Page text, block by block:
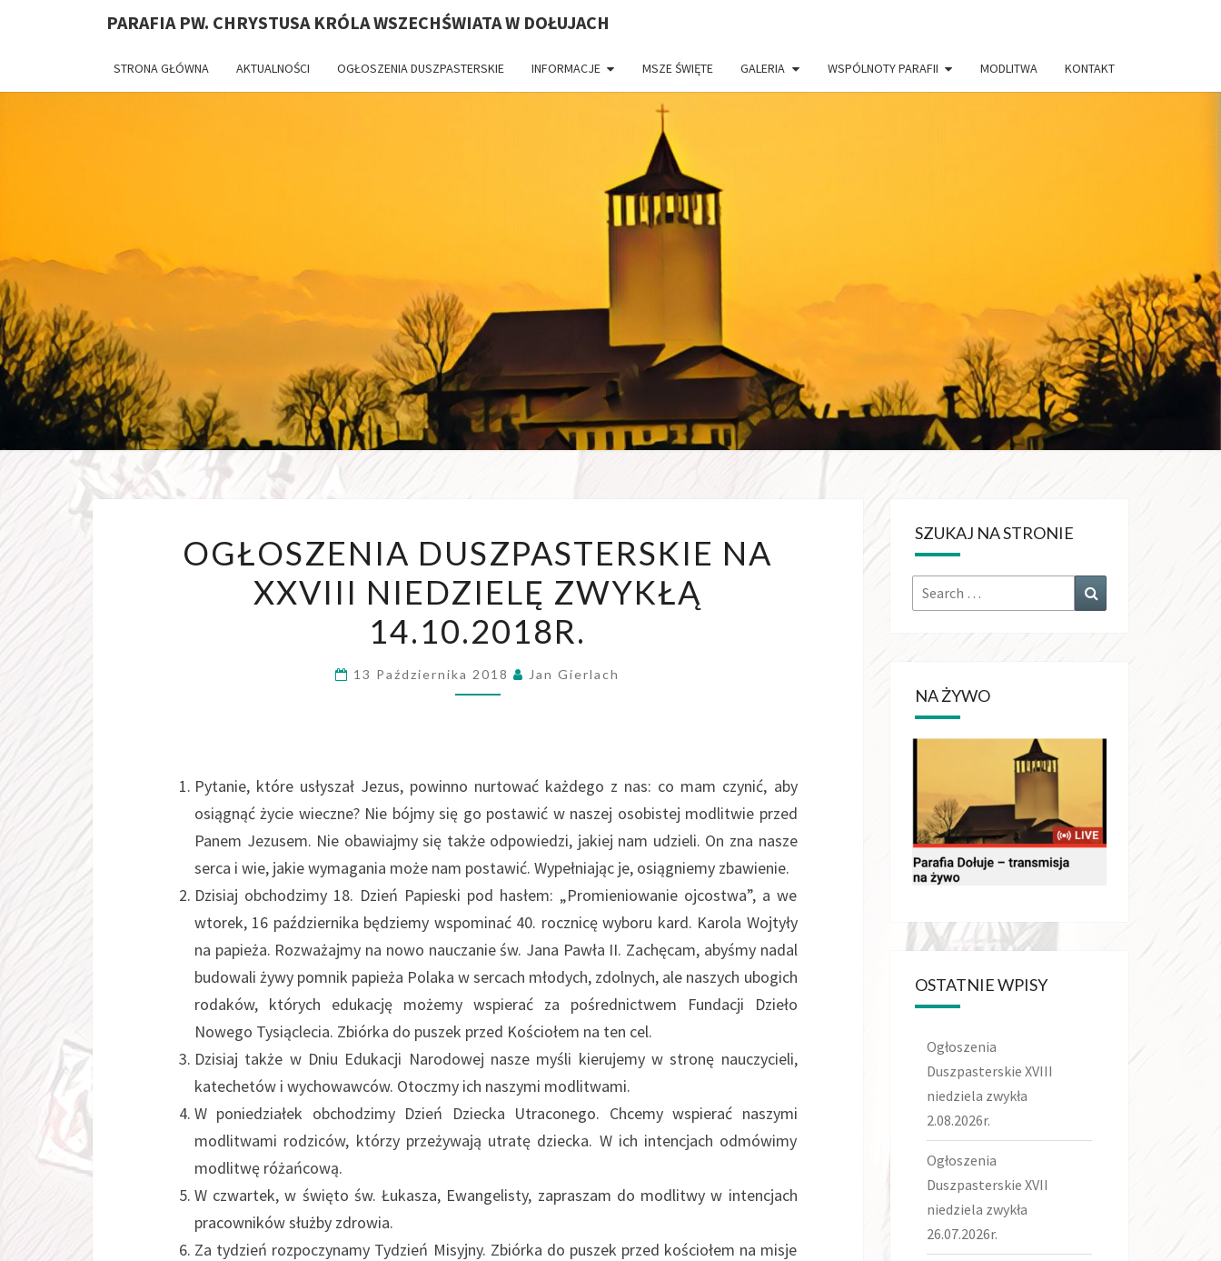
PARAFIA PW. CHRYSTUSA KRÓLA WSZECHŚWIATA W DOŁUJACH
STRONA GŁÓWNA AKTUALNOŚCI OGŁOSZENIA DUSZPASTERSKIE INFORMACJE MSZE ŚWIĘTE GALERIA WSPÓLNOTY PARAFII MODLITWA KONTAKT
PARAFIA PW.
CHRYSTUSA
KRÓLA
WSZECHŚWIATA
W DOŁUJACH
DUSZPASTERSKIE
NA
XXVIII
NIEDZIELĘ
ZWYKŁĄ
14.10.2018R.
OGŁOSZENIA DUSZPASTERSKIE NA
XXVIII NIEDZIELĘ ZWYKŁĄ
14.10.2018R.
13 Października 2018 Jan Gierlach
Pytanie, które usłyszał Jezus, powinno nurtować każdego z nas: co mam czynić, aby
osiągnąć życie wieczne? Nie bójmy się go postawić w naszej osobistej modlitwie przed
Panem Jezusem. Nie obawiajmy się także odpowiedzi, jakiej nam udzieli. On zna nasze
serca i wie, jakie wymagania może nam postawić. Wypełniając je, osiągniemy zbawienie.
Dzisiaj obchodzimy 18. Dzień Papieski pod hasłem: „Promieniowanie ojcostwa”, a we
wtorek, 16 października będziemy wspominać 40. rocznicę wyboru kard. Karola Wojtyły
na papieża. Rozważajmy na nowo nauczanie św. Jana Pawła II. Zachęcam, abyśmy nadal
budowali żywy pomnik papieża Polaka w sercach młodych, zdolnych, ale naszych ubogich
rodaków, których edukację możemy wspierać za pośrednictwem Fundacji Dzieło
Nowego Tysiąclecia. Zbiórka do puszek przed Kościołem na ten cel.
Dzisiaj także w Dniu Edukacji Narodowej nasze myśli kierujemy w stronę nauczycieli,
katechetów i wychowawców. Otoczmy ich naszymi modlitwami.
W poniedziałek obchodzimy Dzień Dziecka Utraconego. Chcemy wspierać naszymi
modlitwami rodziców, którzy przeżywają utratę dziecka. W ich intencjach odmówimy
modlitwę różańcową.
W czwartek, w święto św. Łukasza, Ewangelisty, zapraszam do modlitwy w intencjach
pracowników służby zdrowia.
Za tydzień rozpoczynamy Tydzień Misyjny. Zbiórka do puszek przed kościołem na misje
SZUKAJ NA STRONIE
Search
for:
NA ŻYWO
OSTATNIE WPISY
Ogłoszenia
Duszpasterskie XVIII
niedziela zwykła
2.08.2026r.
Ogłoszenia
Duszpasterskie XVII
niedziela zwykła
26.07.2026r.